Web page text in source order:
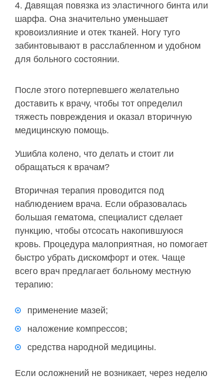
Давящая повязка из эластичного бинта или
шарфа. Она значительно уменьшает
кровоизлияние и отек тканей. Ногу туго
забинтовывают в расслабленном и удобном
для больного состоянии.
После этого потерпевшего желательно
доставить к врачу, чтобы тот определил
тяжесть повреждения и оказал вторичную
медицинскую помощь.
Ушибла колено, что делать и стоит ли
обращаться к врачам?
Вторичная терапия проводится под
наблюдением врача. Если образовалась
большая гематома, специалист сделает
пункцию, чтобы отсосать накопившуюся
кровь. Процедура малоприятная, но помогает
быстро убрать дискомфорт и отек. Чаще
всего врач предлагает больному местную
терапию:
применение мазей;
наложение компрессов;
средства народной медицины.
Если осложнений не возникает, через неделю